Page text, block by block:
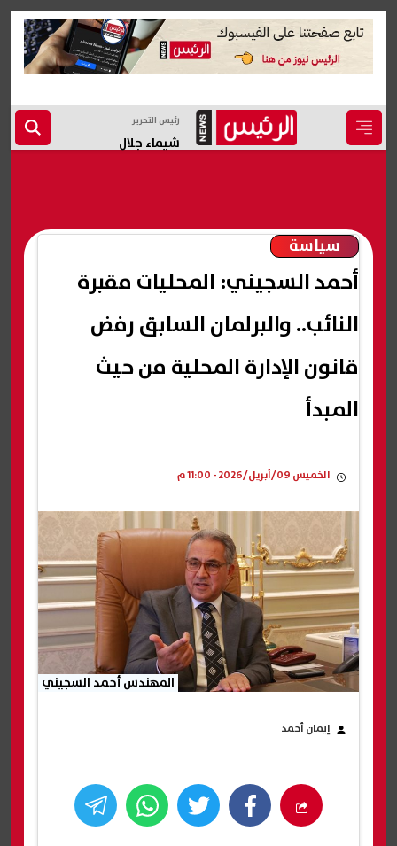
رئيس التحرير
شيماء جلال
سياسة
أحمد السجيني: المحليات مقبرة
النائب.. والبرلمان السابق رفض
قانون الإدارة المحلية من حيث
المبدأ
الخميس 09/أبريل/2026 - 11:00 م
المهندس أحمد السجيني
إيمان أحمد